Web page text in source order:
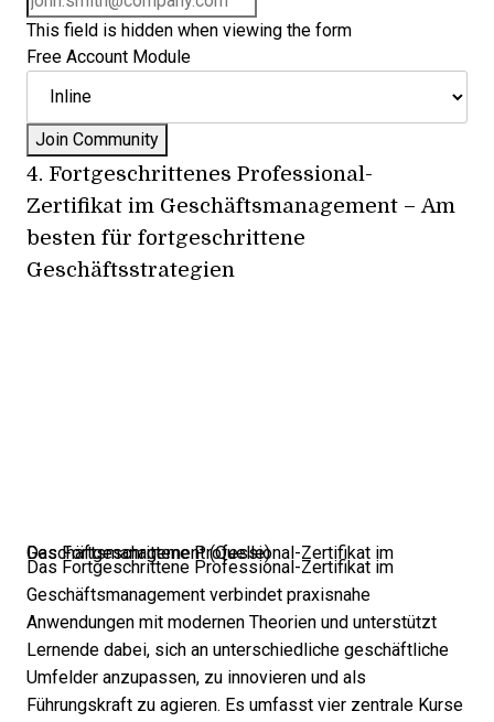
This field is hidden when viewing the form
Free Account Module
4. Fortgeschrittenes Professional-
Zertifikat im Geschäftsmanagement – Am
besten für fortgeschrittene
Geschäftsstrategien
Das Fortgeschrittene Professional-Zertifikat im Geschäftsmanagement (Quelle)
Das Fortgeschrittene Professional-Zertifikat im
Geschäftsmanagement verbindet praxisnahe
Anwendungen mit modernen Theorien und unterstützt
Lernende dabei, sich an unterschiedliche geschäftliche
Umfelder anzupassen, zu innovieren und als
Führungskraft zu agieren. Es umfasst vier zentrale Kurse